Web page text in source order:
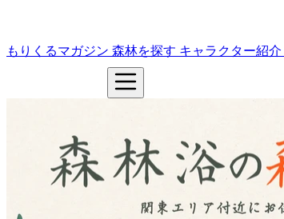
もりくるマガジン 森林を探す キャラクター紹介